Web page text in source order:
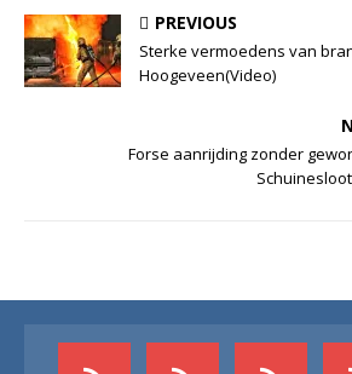
PREVIOUS
Sterke vermoedens van
Hoogeveen(Video)
Forse aanrijding zonder